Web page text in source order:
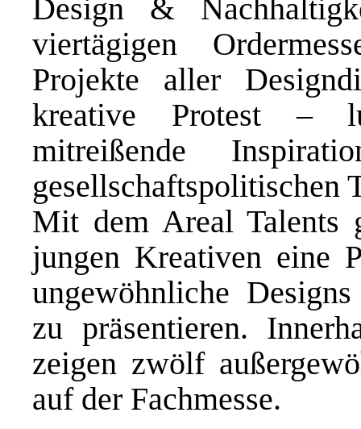
Design &
viertägigen
Projekte aller
kreative Protest –
mitreißende
gesellschaftspolitischen
Mit dem Areal Talents
jungen Kreativen eine
ungewöhnliche
zu präsentieren.
zeigen zwölf
auf der Fachmesse.